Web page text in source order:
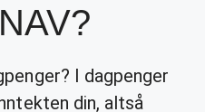
I dagpenger
din, altså